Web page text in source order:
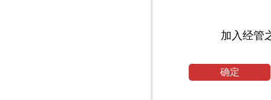
加入经管
确定